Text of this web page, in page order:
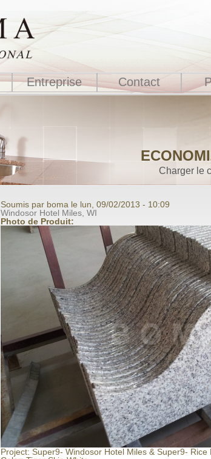
Entreprise Contact
Charger le
Soumis par boma le lun, 09/02/2013 - 10:09
Windosor Hotel Miles, WI
Photo de Produit:
Project: Super9- Windosor Hotel Miles & Super9- Rice